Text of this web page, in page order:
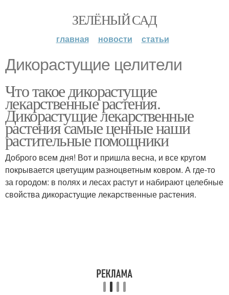
ЗЕЛЁНЫЙ САД
главная новости статьи
Дикорастущие целители
Что такое дикорастущие
лекарственные растения.
Дикорастущие лекарственные
растения самые ценные наши
растительные помощники
Доброго всем дня! Вот и пришла весна, и все кругом
покрывается цветущим разноцветным ковром. А где-то
за городом: в полях и лесах растут и набирают целебные
свойства дикорастущие лекарственные растения.